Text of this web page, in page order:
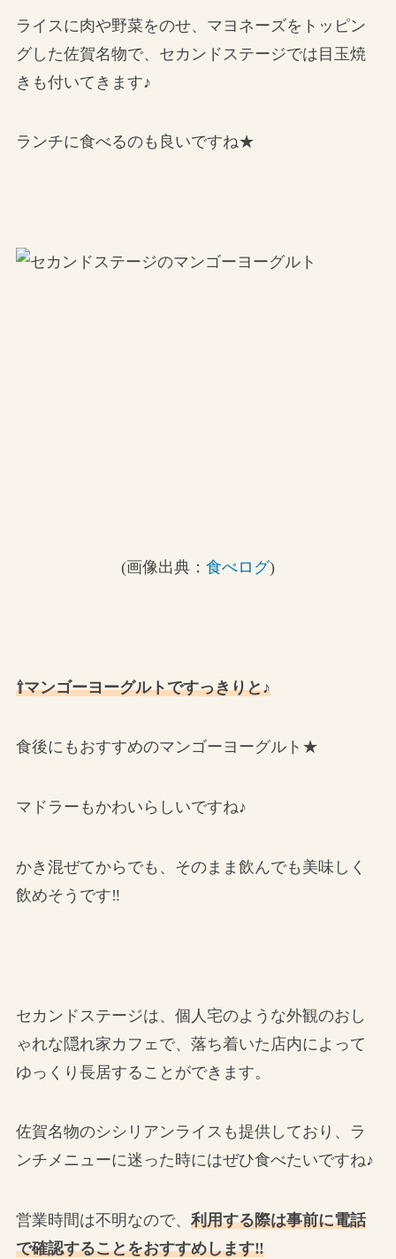
ライスに肉や野菜をのせ、マヨネーズをトッピン
グした佐賀名物で、セカンドステージでは目玉焼
きも付いてきます♪
ランチに食べるのも良いですね★
(画像出典： 食べログ)
⇧マンゴーヨーグルトですっきりと♪
食後にもおすすめのマンゴーヨーグルト★
マドラーもかわいらしいですね♪
かき混ぜてからでも、そのまま飲んでも美味しく
飲めそうです‼
セカンドステージは、個人宅のような外観のおし
ゃれな隠れ家カフェで、落ち着いた店内によって
ゆっくり長居することができます。
佐賀名物のシシリアンライスも提供しており、ラ
ンチメニューに迷った時にはぜひ食べたいですね♪
営業時間は不明なので、 利用する際は事前に電話
で確認することをおすすめします‼